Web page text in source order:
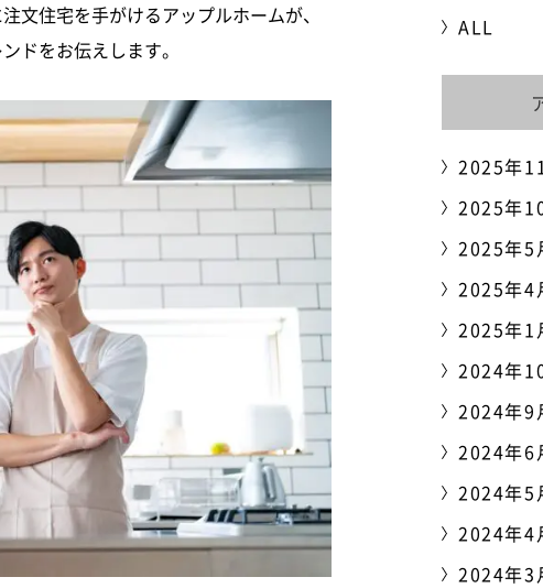
文住宅を手がけるアップルホームが、
ドをお伝えします。
ALL
2025年
2025年
2025年5
2025年4
2025年1
2024年
2024年9
2024年6
2024年5
2024年4
2024年3